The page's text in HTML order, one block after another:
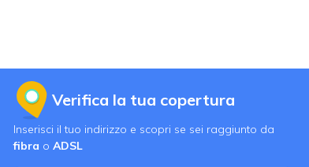
Verifica la tua copertura
Inserisci il tuo indirizzo e scopri se sei raggiunto da
fibra o ADSL